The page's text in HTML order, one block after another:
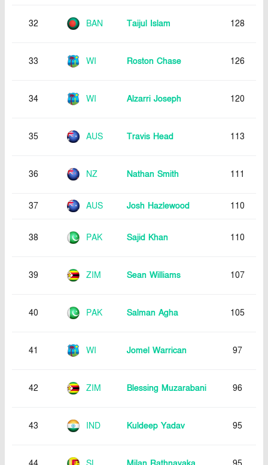
32 BAN Taijul Islam 128
33 WI Roston Chase 126
34 WI Alzarri Joseph 120
35 AUS Travis Head 113
36 NZ Nathan Smith 111
37 AUS Josh Hazlewood 110
38 PAK Sajid Khan 110
39 ZIM Sean Williams 107
40 PAK Salman Agha 105
41 WI Jomel Warrican 97
42 ZIM Blessing Muzarabani 96
43 IND Kuldeep Yadav 95